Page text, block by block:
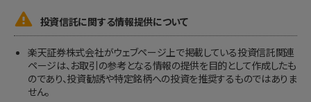
 投資信託に関する情報提供について
楽天証券株式会社がウェブページ上で掲載している投資信託関連
ページは、お取引の参考となる情報の提供を目的として作成したも
のであり、投資勧誘や特定銘柄への投資を推奨するものではありま
せん。